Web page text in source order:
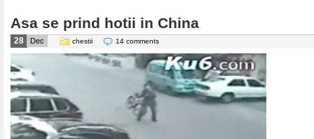
Asa se prind hotii in China
28 Dec chestii 14 comments